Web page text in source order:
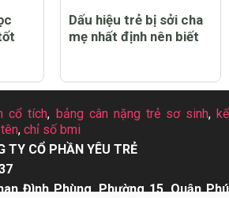
Dấu hiệu trẻ bị sởi cha
mẹ nhất định nên biết
cổ tích, bảng cân nặng trẻ sơ sinh, kể
, chỉ số bmi
TY CỔ PHẦN YÊU TRẺ
Đình Phùng, Phường 15, Quận Phú